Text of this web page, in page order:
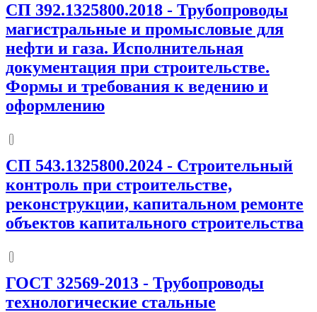
СП 392.1325800.2018 - Трубопроводы
магистральные и промысловые для
нефти и газа. Исполнительная
документация при строительстве.
Формы и требования к ведению и
оформлению
СП 543.1325800.2024 - Строительный
контроль при строительстве,
реконструкции, капитальном ремонте
объектов капитального строительства
ГОСТ 32569-2013 - Трубопроводы
технологические стальные